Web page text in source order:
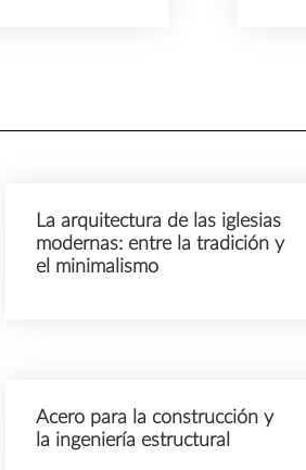
La arquitectura de las iglesias
modernas: entre la tradición y
el minimalismo
Acero para la construcción y
la ingeniería estructural